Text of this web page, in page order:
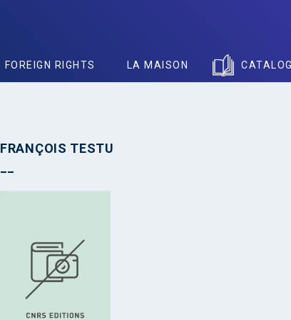
FOREIGN RIGHTS LA MAISON
FRANÇOIS TESTU